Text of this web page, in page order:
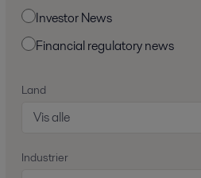
Investor News
Financial regulatory news
Land
Vis alle
Industrier